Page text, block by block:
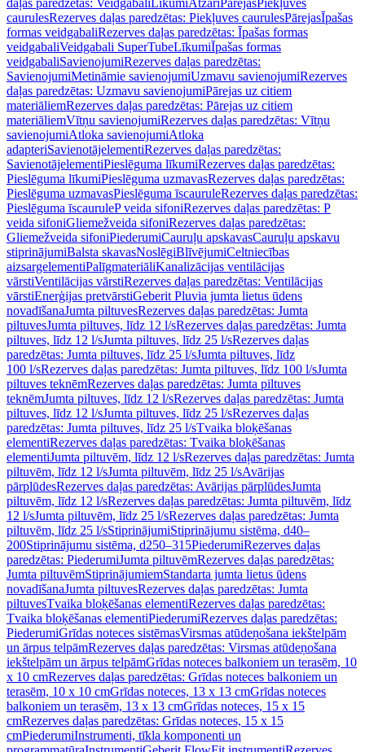
daļas paredzētas: Veidgabali LīkumiAtzari PārejasPiekļuves
caurulesRezerves daļas paredzētas: Piekļuves caurulesPārejasĪpašas
formas veidgabaliRezerves daļas paredzētas: Īpašas formas
veidgabaliVeidgabali SuperTubeLīkumiĪpašas formas
veidgabaliSavienojumiRezerves daļas paredzētas:
SavienojumiMetināmie savienojumiUzmavu savienojumiRezerves
daļas paredzētas: Uzmavu savienojumiPārejas uz citiem
materiāliemRezerves daļas paredzētas: Pārejas uz citiem
materiāliemVītņu savienojumiRezerves daļas paredzētas: Vītņu
savienojumiAtloka savienojumiAtloka
adapteriSavienotājelementiRezerves daļas paredzētas:
SavienotājelementiPieslēguma līkumiRezerves daļas paredzētas:
Pieslēguma līkumiPieslēguma uzmavasRezerves daļas paredzētas:
Pieslēguma uzmavasPieslēguma īscauruleRezerves daļas paredzētas:
Pieslēguma īscauruleP veida sifoniRezerves daļas paredzētas: P
veida sifoniGliemežveida sifoniRezerves daļas paredzētas:
Gliemežveida sifoniPiederumiCauruļu apskavasCauruļu apskavu
stiprinājumiBalsta skavasNoslēgiBlīvējumiCeltniecības
aizsargelementiPalīgmateriāliKanalizācijas ventilācijas
vārstiVentilācijas vārstiRezerves daļas paredzētas: Ventilācijas
vārstiEnerģijas pretvārstiGeberit Pluvia jumta lietus ūdens
novadīšanaJumta piltuvesRezerves daļas paredzētas: Jumta
piltuvesJumta piltuves, līdz 12 l/sRezerves daļas paredzētas: Jumta
piltuves, līdz 12 l/sJumta piltuves, līdz 25 l/sRezerves daļas
paredzētas: Jumta piltuves, līdz 25 l/sJumta piltuves, līdz
100 l/sRezerves daļas paredzētas: Jumta piltuves, līdz 100 l/sJumta
piltuves teknēmRezerves daļas paredzētas: Jumta piltuves
teknēmJumta piltuves, līdz 12 l/sRezerves daļas paredzētas: Jumta
piltuves, līdz 12 l/sJumta piltuves, līdz 25 l/sRezerves daļas
paredzētas: Jumta piltuves, līdz 25 l/sTvaika bloķēšanas
elementiRezerves daļas paredzētas: Tvaika bloķēšanas
elementiJumta piltuvēm, līdz 12 l/sRezerves daļas paredzētas: Jumta
piltuvēm, līdz 12 l/sJumta piltuvēm, līdz 25 l/sAvārijas
pārplūdesRezerves daļas paredzētas: Avārijas pārplūdesJumta
piltuvēm, līdz 12 l/sRezerves daļas paredzētas: Jumta piltuvēm, līdz
12 l/sJumta piltuvēm, līdz 25 l/sRezerves daļas paredzētas: Jumta
piltuvēm, līdz 25 l/sStiprinājumiStiprinājumu sistēma, d40–
200Stiprinājumu sistēma, d250–315PiederumiRezerves daļas
paredzētas: PiederumiJumta piltuvēmRezerves daļas paredzētas:
Jumta piltuvēmStiprinājumiemStandarta jumta lietus ūdens
novadīšanaJumta piltuvesRezerves daļas paredzētas: Jumta
piltuvesTvaika bloķēšanas elementiRezerves daļas paredzētas:
Tvaika bloķēšanas elementiPiederumiRezerves daļas paredzētas:
PiederumiGrīdas noteces sistēmasVirsmas atūdeņošana iekštelpām
un ārpus telpāmRezerves daļas paredzētas: Virsmas atūdeņošana
iekštelpām un ārpus telpāmGrīdas noteces balkoniem un terasēm, 10
x 10 cmRezerves daļas paredzētas: Grīdas noteces balkoniem un
terasēm, 10 x 10 cmGrīdas noteces, 13 x 13 cmGrīdas noteces
balkoniem un terasēm, 13 x 13 cmGrīdas noteces, 15 x 15
cmRezerves daļas paredzētas: Grīdas noteces, 15 x 15
cmPiederumiInstrumenti, tīkla komponenti un